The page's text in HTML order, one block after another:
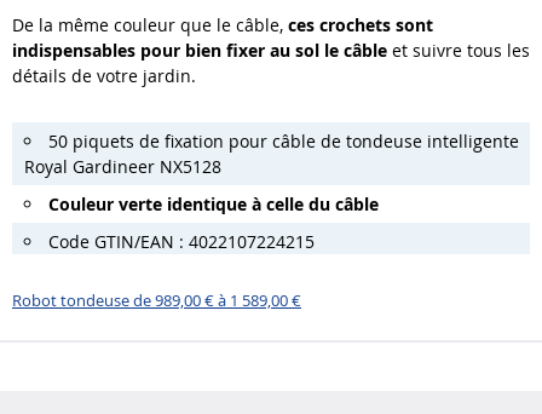
De la même couleur que le câble, ces crochets sont
indispensables pour bien fixer au sol le câble et suivre tous les
détails de votre jardin.
50 piquets de fixation pour câble de tondeuse intelligente
Royal Gardineer NX5128
Couleur verte identique à celle du câble
Code GTIN/EAN : 4022107224215
Robot tondeuse de 989,00 € à 1 589,00 €